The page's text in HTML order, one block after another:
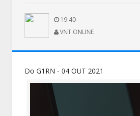
19:40
VNT ONLINE
Do G1RN - 04 OUT 2021